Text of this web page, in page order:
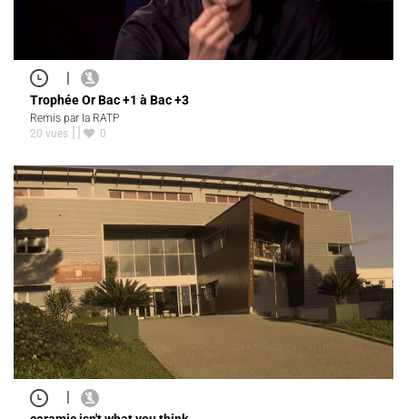
|
Trophée Or Bac +1 à Bac +3
Remis par la RATP
20 vues
0
|